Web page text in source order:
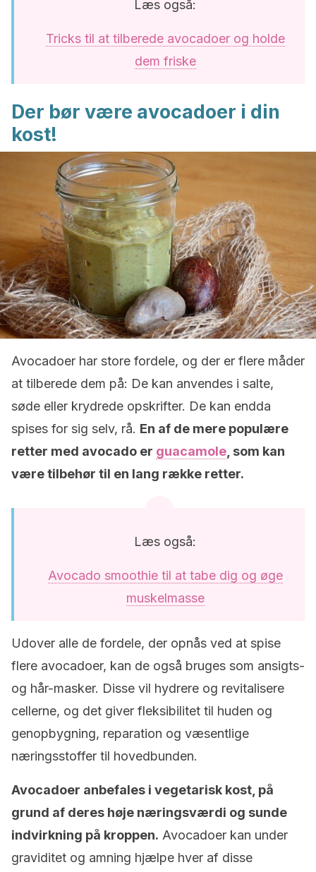
Læs også:
Tricks til at tilberede avocadoer og holde
dem friske
Der bør være avocadoer i din
kost!
Avocadoer har store fordele, og der er flere måder
at tilberede dem på: De kan anvendes i salte,
søde eller krydrede opskrifter. De kan endda
spises for sig selv, rå. En af de mere populære
retter med avocado er guacamole , som kan
være tilbehør til en lang række retter.
Læs også:
Avocado smoothie til at tabe dig og øge
muskelmasse
Udover alle de fordele, der opnås ved at spise
flere avocadoer, kan de også bruges som ansigts-
og hår-masker. Disse vil hydrere og revitalisere
cellerne, og det giver fleksibilitet til huden og
genopbygning, reparation og væsentlige
næringsstoffer til hovedbunden.
Avocadoer anbefales i vegetarisk kost, på
grund af deres høje næringsværdi og sunde
indvirkning på kroppen. Avocadoer kan under
graviditet og amning hjælpe hver af disse